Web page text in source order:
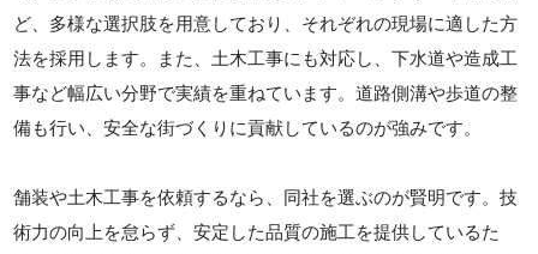
ど、多様な選択肢を用意しており、それぞれの現場に適した方
法を採用します。また、土木工事にも対応し、下水道や造成工
事など幅広い分野で実績を重ねています。道路側溝や歩道の整
備も行い、安全な街づくりに貢献しているのが強みです。
舗装や土木工事を依頼するなら、同社を選ぶのが賢明です。技
術力の向上を怠らず、安定した品質の施工を提供しているた